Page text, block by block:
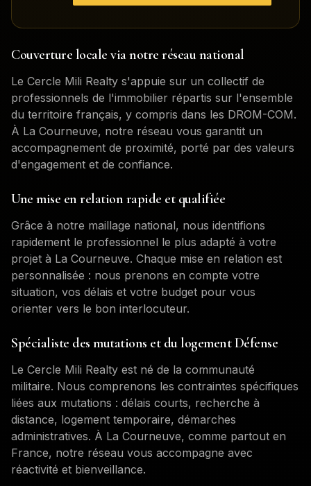
Couverture locale via notre réseau national
Le Cercle Mili Realty s'appuie sur un collectif de
professionnels de l'immobilier répartis sur l'ensemble
du territoire français, y compris dans les DROM-COM.
À La Courneuve, notre réseau vous garantit un
accompagnement de proximité, porté par des valeurs
d'engagement et de confiance.
Une mise en relation rapide et qualifiée
Grâce à notre maillage national, nous identifions
rapidement le professionnel le plus adapté à votre
projet à La Courneuve. Chaque mise en relation est
personnalisée : nous prenons en compte votre
situation, vos délais et votre budget pour vous
orienter vers le bon interlocuteur.
Spécialiste des mutations et du logement Défense
Le Cercle Mili Realty est né de la communauté
militaire. Nous comprenons les contraintes spécifiques
liées aux mutations : délais courts, recherche à
distance, logement temporaire, démarches
administratives. À La Courneuve, comme partout en
France, notre réseau vous accompagne avec
réactivité et bienveillance.